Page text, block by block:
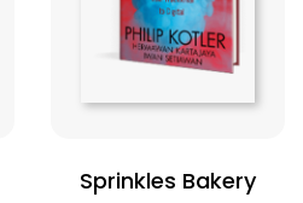
Sprinkles Bakery